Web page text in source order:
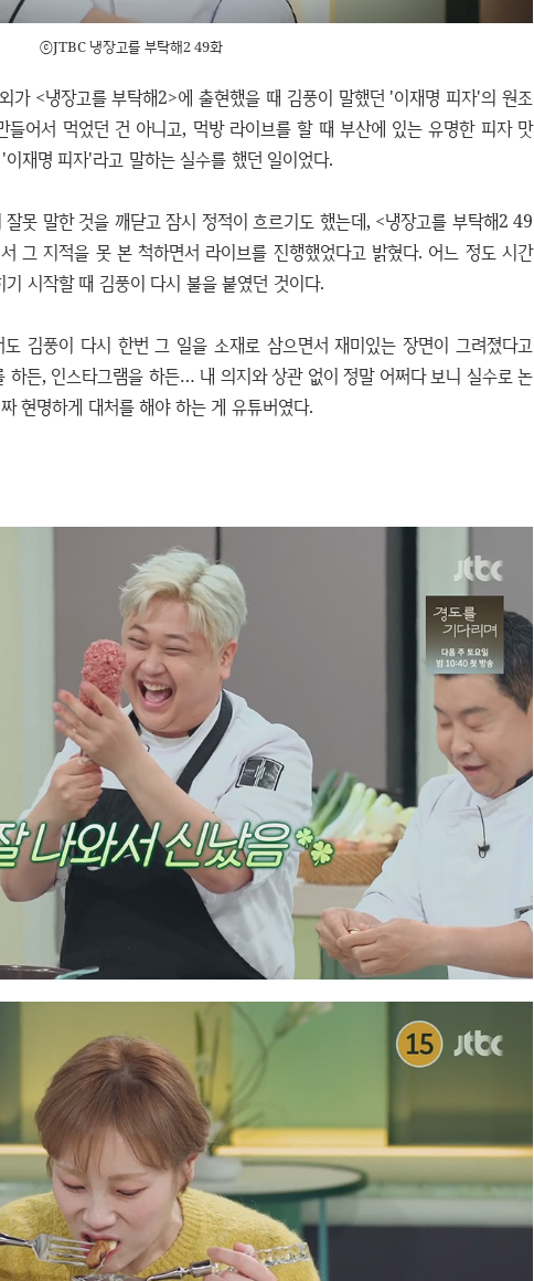
ⓒJTBC 냉장고를 부탁해2 49화
가 <냉장고를 부탁해2>에 출현했을 때 김풍이 말했던 '이재명 피자'의 원조
들어서 먹었던 건 아니고, 먹방 라이브를 할 때 부산에 있는 유명한 피자 맛
재명 피자'라고 말하는 실수를 했던 일이었다.
못 말한 것을 깨닫고 잠시 정적이 흐르기도 했는데, <냉장고를 부탁해2 49
그 지적을 못 본 척하면서 라이브를 진행했었다고 밝혔다. 어느 정도 시간
시작할 때 김풍이 다시 불을 붙였던 것이다.
김풍이 다시 한번 그 일을 소재로 삼으면서 재미있는 장면이 그려졌다고
하든, 인스타그램을 하든… 내 의지와 상관 없이 정말 어쩌다 보니 실수로 논
현명하게 대처를 해야 하는 게 유튜버였다.